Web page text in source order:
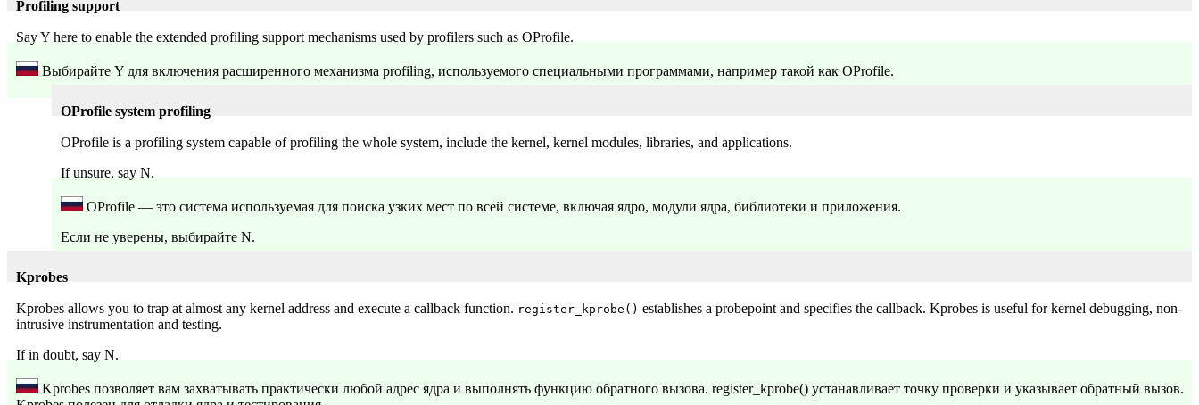
Profiling support
Say Y here to enable the extended profiling support mechanisms used by profilers such as OProfile.
Выбирайте Y для включения расширенного механизма profiling, используемого специальными программами, например такой как OProfile.
OProfile system profiling
OProfile is a profiling system capable of profiling the whole system, include the kernel, kernel modules, libraries, and applications.
If unsure, say N.
OProfile — это система используемая для поиска узких мест по всей системе, включая ядро, модули ядра, библиотеки и приложения.
Если не уверены, выбирайте N.
Kprobes
Kprobes allows you to trap at almost any kernel address and execute a callback function. register_kprobe() establishes a probepoint and specifies the callback. Kprobes is useful for kernel debugging, non-
intrusive instrumentation and testing.
If in doubt, say N.
Kprobes позволяет вам захватывать практически любой адрес ядра и выполнять функцию обратного вызова. register_kprobe() устанавливает точку проверки и указывает обратный вызов.